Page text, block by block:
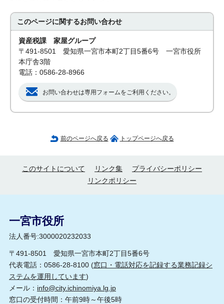
このページに関するお問い合わせ
資産税課 家屋グループ
〒491-8501 愛知県一宮市本町2丁目5番6号 一宮市役所
本庁舎3階
電話：0586-28-8966
お問い合わせは専用フォームをご利用ください。
前のページへ戻る トップページへ戻る
このサイトについて リンク集
プライバシーポリシー
リンクポリシー
一宮市役所
法人番号:3000020232033
〒491-8501 愛知県一宮市本町2丁目5番6号
代表電話：0586-28-8100 (窓口・電話対応を記録する業務記録シ
ステムを運用しています)
メール： info@city.ichinomiya.lg.jp
窓口の受付時間：午前9時～午後5時